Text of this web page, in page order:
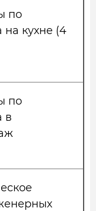
по
на кухне (4
по
в